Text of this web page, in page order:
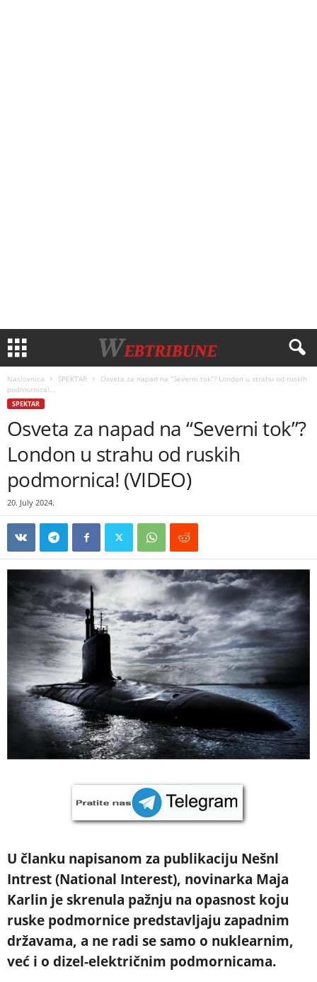
Naslovnica SPEKTAR
Osveta za napad na “Severni tok”? London u strahu od ruskih
podmornica!...
SPEKTAR
Osveta za napad na “Severni tok”?
London u strahu od ruskih
podmornica! (VIDEO)
20. July 2024.
U članku napisanom za publikaciju Nešnl
Intrest (National Interest), novinarka Maja
Karlin je skrenula pažnju na opasnost koju
ruske podmornice predstavljaju zapadnim
državama, a ne radi se samo o nuklearnim,
već i o dizel-električnim podmornicama.